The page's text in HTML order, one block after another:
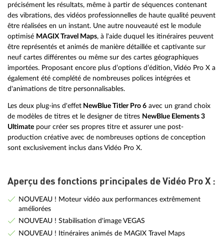
précisément les résultats, même à partir de séquences contenant
des vibrations, des vidéos professionnelles de haute qualité peuvent
être réalisées en un instant. Une autre nouveauté est le module
optimisé MAGIX Travel Maps, à l'aide duquel les itinéraires peuvent
être représentés et animés de manière détaillée et captivante sur
neuf cartes différentes ou même sur des cartes géographiques
importées. Proposant encore plus d’options d’édition, Vidéo Pro X a
également été complété de nombreuses polices intégrées et
d'animations de titre personnalisables.
Les deux plug-ins d'effet NewBlue Titler Pro 6 avec un grand choix
de modèles de titres et le designer de titres NewBlue Elements 3
Ultimate pour créer ses propres titre et assurer une post-
production créative avec de nombreuses options de conception
sont exclusivement inclus dans Vidéo Pro X.
Aperçu des fonctions principales de Vidéo Pro X :
NOUVEAU ! Moteur vidéo aux performances extrêmement
améliorées
NOUVEAU ! Stabilisation d'image VEGAS
NOUVEAU ! Itinéraires animés de MAGIX Travel Maps